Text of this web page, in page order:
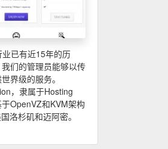
已有近15年的历
们的管理员能够以传
界级的服务。
，隶属于Hosting
OpenVZ和KVM架构
洛杉矶和迈阿密。